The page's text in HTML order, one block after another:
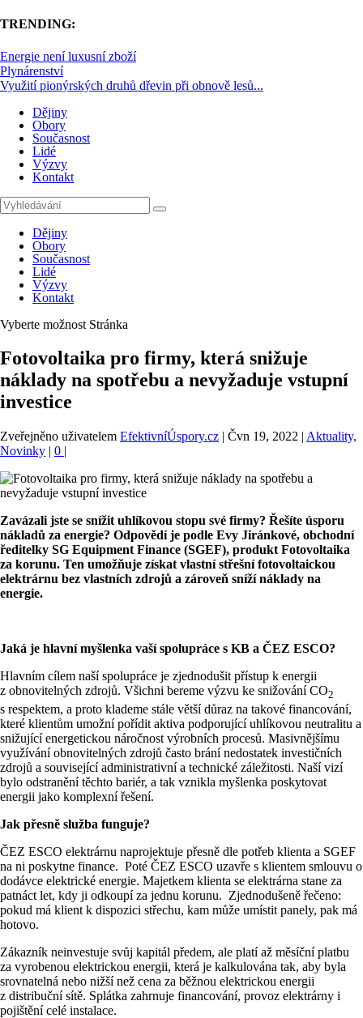
TRENDING:
Energie není luxusní zboží
Plynárenství
Využití pionýrských druhů dřevin při obnově lesů...
Dějiny
Obory
Současnost
Lidé
Výzvy
Kontakt
Dějiny
Obory
Současnost
Lidé
Výzvy
Kontakt
Vyberte možnost Stránka
Fotovoltaika pro firmy, která snižuje
náklady na spotřebu a nevyžaduje vstupní
investice
Zveřejněno uživatelem EfektivníÚspory.cz | Čvn 19, 2022 | Aktuality,
Novinky | 0 |
Zavázali jste se snížit uhlíkovou stopu své firmy? Řešíte úsporu
nákladů za energie? Odpovědí je podle Evy Jiránkové, obchodní
ředitelky SG Equipment Finance (SGEF), produkt Fotovoltaika
za korunu. Ten umožňuje získat vlastní střešní fotovoltaickou
elektrárnu bez vlastních zdrojů a zároveň sníží náklady na
energie.
Jaká je hlavní myšlenka vaší spolupráce s KB a ČEZ ESCO?
Hlavním cílem naší spolupráce je zjednodušit přístup k energii
z obnovitelných zdrojů. Všichni bereme výzvu ke snižování CO2
s respektem, a proto klademe stále větší důraz na takové financování,
které klientům umožní pořídit aktiva podporující uhlíkovou neutralitu a
snižující energetickou náročnost výrobních procesů. Masivnějšímu
využívání obnovitelných zdrojů často brání nedostatek investičních
zdrojů a související administrativní a technické záležitosti. Naší vizí
bylo odstranění těchto bariér, a tak vznikla myšlenka poskytovat
energii jako komplexní řešení.
Jak přesně služba funguje?
ČEZ ESCO elektrárnu naprojektuje přesně dle potřeb klienta a SGEF
na ni poskytne finance. Poté ČEZ ESCO uzavře s klientem smlouvu o
dodávce elektrické energie. Majetkem klienta se elektrárna stane za
patnáct let, kdy ji odkoupí za jednu korunu. Zjednodušeně řečeno:
pokud má klient k dispozici střechu, kam může umístit panely, pak má
hotovo.
Zákazník neinvestuje svůj kapitál předem, ale platí až měsíční platbu
za vyrobenou elektrickou energii, která je kalkulována tak, aby byla
srovnatelná nebo nižší než cena za běžnou elektrickou energii
z distribuční sítě. Splátka zahrnuje financování, provoz elektrárny i
pojištění celé instalace.